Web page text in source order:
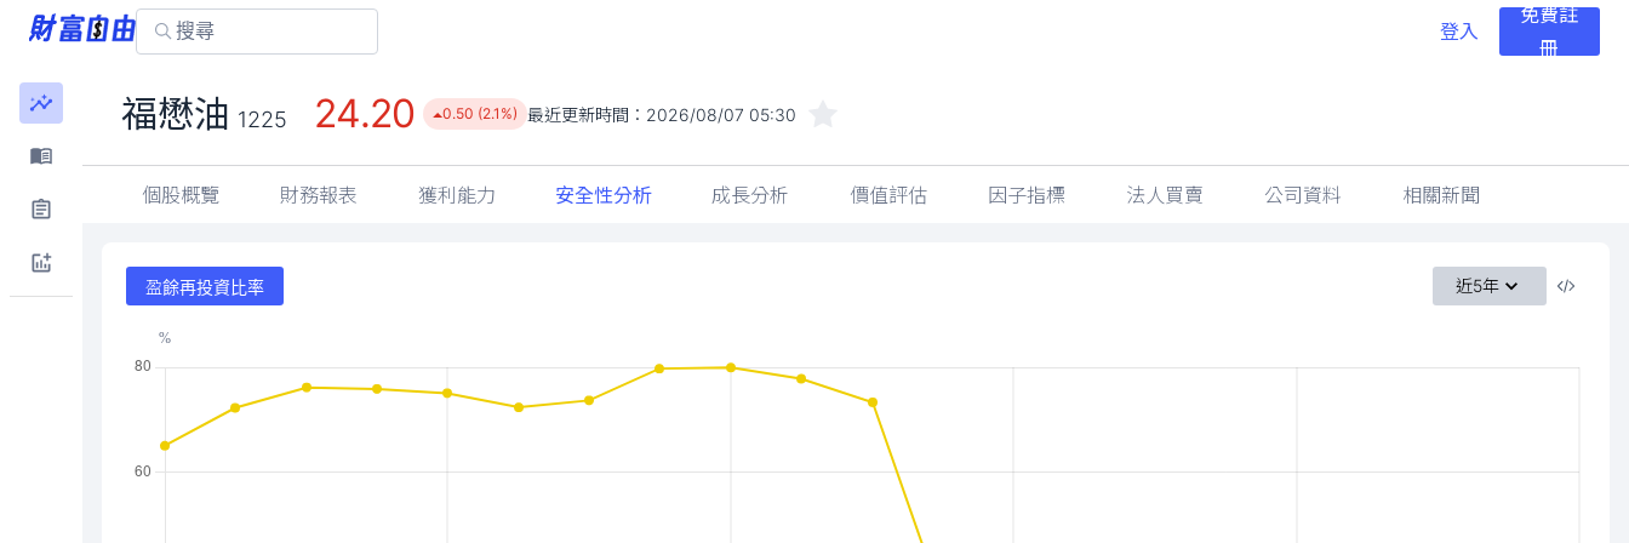
登入
免費註
冊
福懋油 1225 24.20 0.50 (2.1%) 最近更新時間： 2026/08/07 05:30
個股概覽 財務報表 獲利能力 安全性分析 成長分析 價值評估 因子指標 法人買賣 公司資料 相關新聞
盈餘再投資比率 近5年